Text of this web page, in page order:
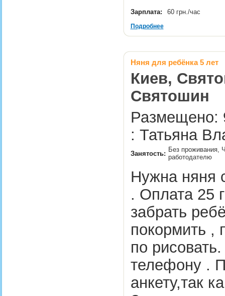
Зарплата: 60 грн./час
Подробнее
Няня для ребёнка 5 лет
Киев,
Святошин
Размещено:
: Татьяна
Занятость:
Без проживания,
работодателю
Нужна няня
. Оплата 25
забрать
покормить ,
по
телефону .
анкету,так